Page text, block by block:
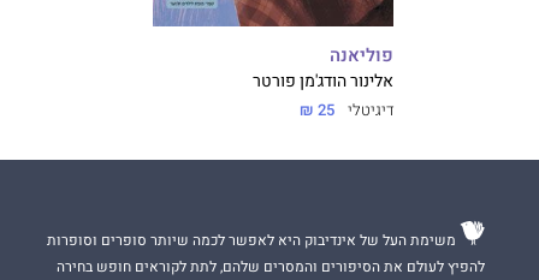
פוליאנה
אלינור הודג'מן פורטר
דיגיטלי 25 ₪
משימת העל של אינדיבוק היא לאפשר לכמה שיותר סופרים וסופרות
להפיץ לעולם את הסיפורים והמסרים שלהם, לתת לקוראים חופש בחירה